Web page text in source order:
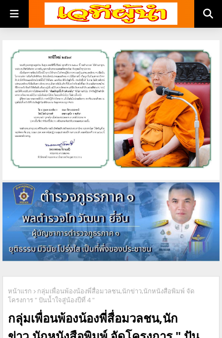
หน้าแรก
กลุ่มเพื่อนพ้องน้องพี่สื่อมวลชน,นักข่าว,นักหนังสือพิมพ์ จัด
โครงการ " ปันน้ำใจสู่น้องปีที่ 4 "
กลุ่มเพื่อนพ้องน้องพี่สื่อมวลชน,นัก